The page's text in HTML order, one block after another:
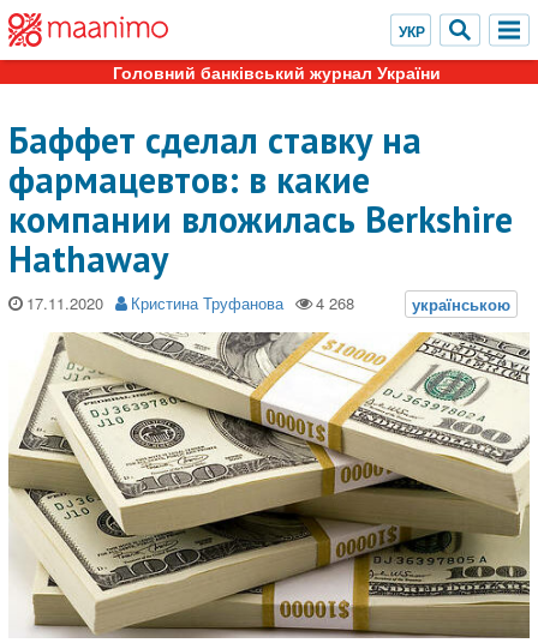
Головний банківський журнал України
Баффет сделал ставку на
фармацевтов: в какие
компании вложилась Berkshire
Hathaway
17.11.2020 Кристина Труфанова